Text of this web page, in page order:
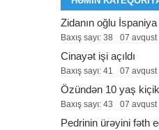
Zidanın oğlu
Baxış sayı: 38 07 avqust
Cinayət işi açıldı
Baxış sayı: 41 07 avqust
Özündən 10 yaş
Baxış sayı: 43 07 avqust
Pedrinin ürəyini fəth